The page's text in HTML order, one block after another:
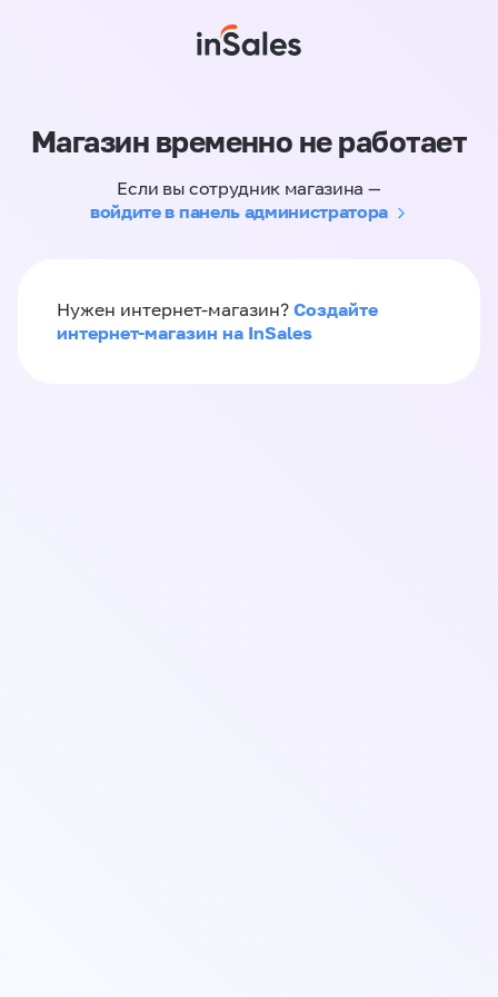
Магазин временно не работает
Если вы сотрудник магазина —
войдите в панель администратора
Нужен интернет-магазин? Создайте
интернет-магазин на InSales